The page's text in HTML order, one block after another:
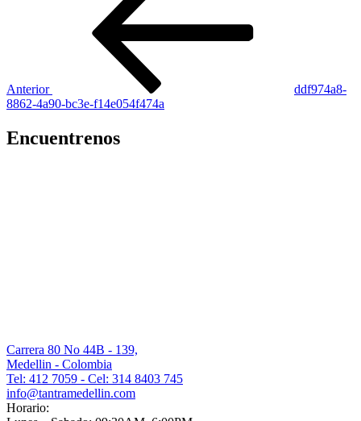
Anterior
ddf974a8-
8862-4a90-bc3e-f14e054f474a
Encuentrenos
Carrera 80 No 44B - 139,
Medellin - Colombia
Tel: 412 7059 - Cel: 314 8403 745
info@tantramedellin.com
Horario: